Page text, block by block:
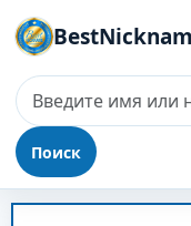
Поиск
Ник - Cruz